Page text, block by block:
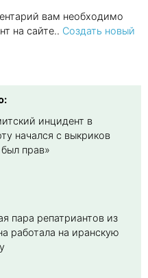
вам необходимо
на сайте.. Создать новый
инцидент в
начался с выкриков
был прав»
пара репатриантов из
работала на иранскую